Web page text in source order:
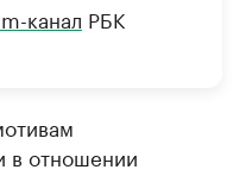
канал РБК
в отношении